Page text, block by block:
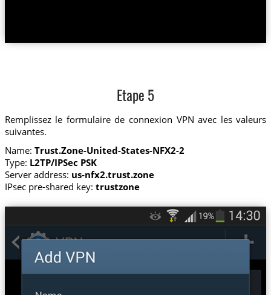
Etape 5
Remplissez le formulaire de connexion VPN avec les valeurs
suivantes.
Name: Trust.Zone-United-States-NFX2-2
Type: L2TP/IPSec PSK
Server address: us-nfx2.trust.zone
IPsec pre-shared key: trustzone